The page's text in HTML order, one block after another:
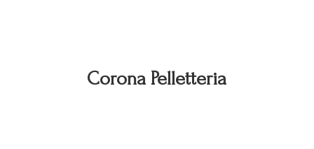
Corona Pelletteria